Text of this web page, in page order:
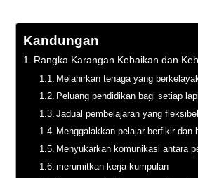
Kandungan
Rangka Karangan Kebaikan dan
Melahirkan tenaga yang
Peluang pendidikan bagi setiap
Jadual pembelajaran yang fleksibel
Menggalakkan pelajar berfikir dan
Menyukarkan komunikasi antara
merumitkan kerja kumpulan